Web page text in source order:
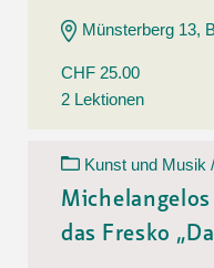
Münsterberg 13,
CHF 25.00
2 Lektionen
Kunst und Musik
das Fresko